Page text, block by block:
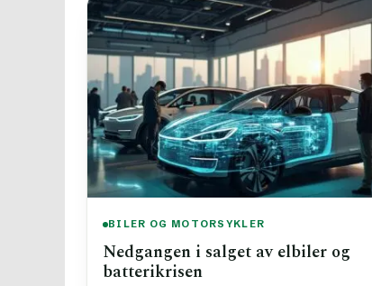
BILER OG MOTORSYKLER
Nedgangen i salget av elbiler og
batterikrisen